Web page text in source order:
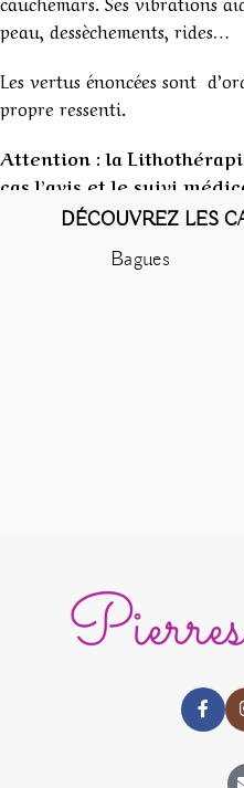
peau, dessèchements, rides…
Les vertus énoncées sont
propre ressenti.
Attention : la
cas l’avis et le suivi
DÉCOUVREZ LES
Bagues